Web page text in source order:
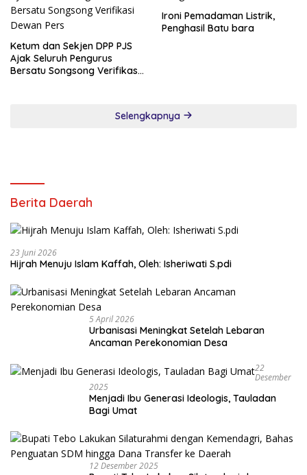
Ketum dan Sekjen DPP PJS
Ajak Seluruh Pengurus
Bersatu Songsong Verifikasi
Ironi Pemadaman Listrik,
Penghasil Batu bara
Selengkapnya
Berita Daerah
23 Juni 2026
Hijrah Menuju Islam Kaffah, Oleh: Isheriwati S.pdi
5 April 2026
Urbanisasi Meningkat Setelah Lebaran
Ancaman Perekonomian Desa
22
Desember
2025
Menjadi Ibu Generasi Ideologis, Tauladan
Bagi Umat
12 Desember 2025